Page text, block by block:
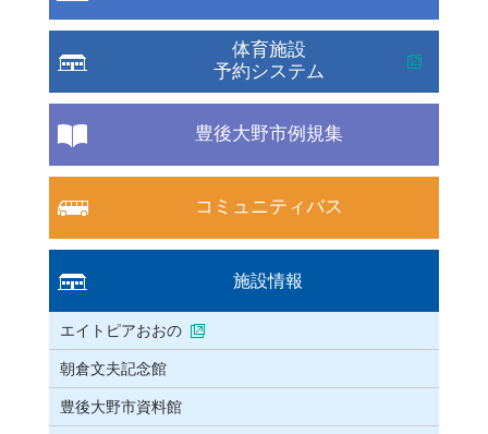
体育施設
予約システム
豊後大野市例規集
コミュニティバス
施設情報
エイトピアおおの
朝倉文夫記念館
豊後大野市資料館